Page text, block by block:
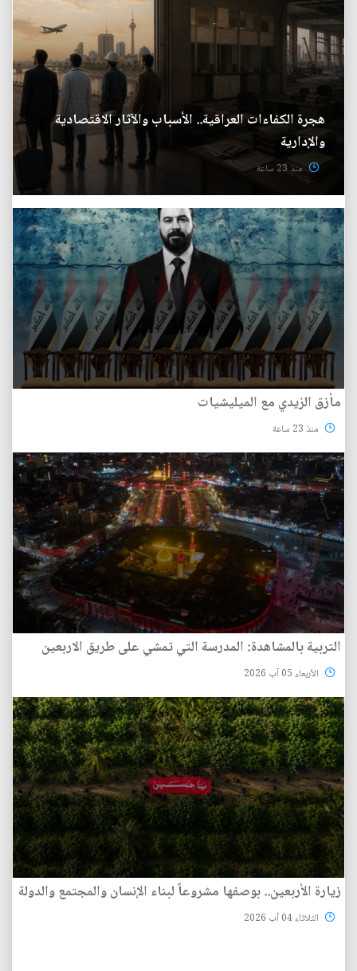
هجرة الكفاءات العراقية.. الأسباب والآثار الاقتصادية
والإدارية
منذ 23 ساعة
مأزق الزيدي مع الميليشيات
منذ 23 ساعة
التربية بالمشاهدة: المدرسة التي تمشي على طريق الاربعين
الأربعاء 05 آب 2026
زيارة الأربعين.. بوصفها مشروعاً لبناء الإنسان والمجتمع والدولة
الثلاثاء 04 آب 2026